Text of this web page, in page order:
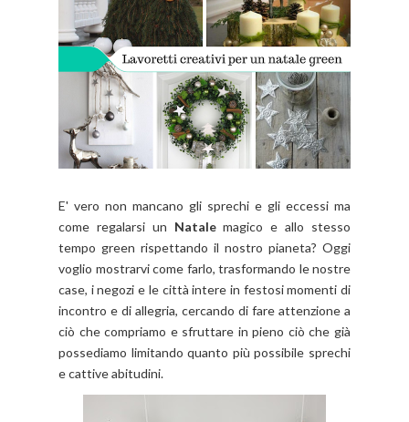
E' vero non mancano gli sprechi e gli eccessi ma
come regalarsi un Natalemagico e allo stesso
tempo green rispettando il nostro pianeta? Oggi
voglio mostrarvi come farlo, trasformando le nostre
case, i negozi e le città intere in festosi momenti di
incontro e di allegria, cercando di fare attenzione a
ciò che compriamo e sfruttare in pieno ciò che già
possediamo limitando quanto più possibile sprechi
e cattive abitudini.